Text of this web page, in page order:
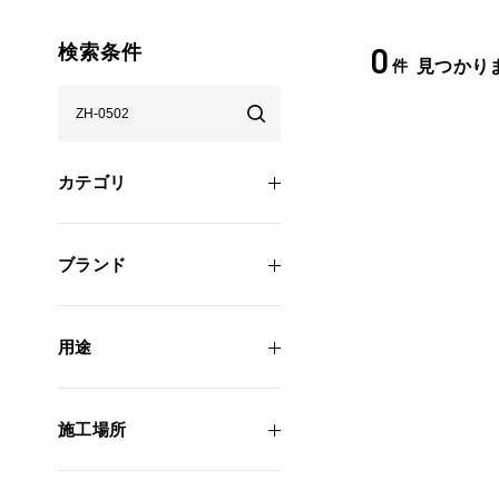
0 件 見つかり
検索条件
カテゴリ
ブランド
用途
施工場所